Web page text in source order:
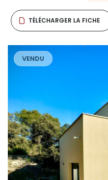
TÉLÉCHARGER LA FICHE
VENDU